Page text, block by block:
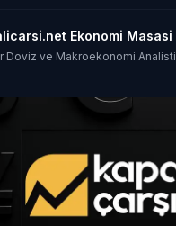
Ekonomi Masasi
Doviz ve Makroekonomi Analisti